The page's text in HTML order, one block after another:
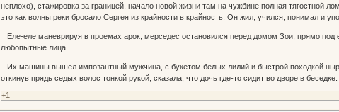
неплохо), стажировка за границей, начало новой жизни там на чужбине полная
это как волны реки бросало Сергея из крайности в крайность. Он жил, учился, понимал и
Еле-еле маневрируя в проемах арок, мерседес остановился перед домом Зои, прямо
любопытные лица.
Их машины вышел импозантный мужчина, с букетом белых лилий и быстрой походкой
откинув прядь седых волос тонкой рукой, сказала, что дочь где-то сидит во дворе в беседке.
+1